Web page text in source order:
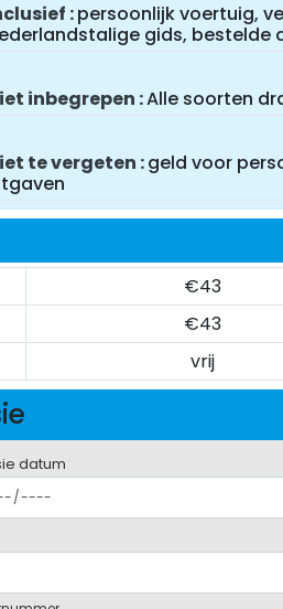
persoonlijk voertuig,
gids, bestelde
inbegrepen Alle soorten
te vergeten geld voor
€43
€43
vrij
datum